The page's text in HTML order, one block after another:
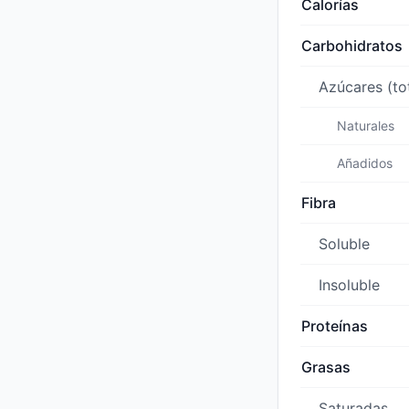
Calorías
Carbohidratos
Azúcares
Naturales
Añadidos
Fibra
Soluble
Insoluble
Proteínas
Grasas